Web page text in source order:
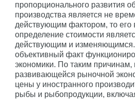
пропорционального развития
производства является не
действующим фактором, то его
определение стоимости
действующим и изменяющимся.
объективный факт
экономики. По таким
развивающейся рыночной
цены у иностранного
рыбы и рыбопродукции,